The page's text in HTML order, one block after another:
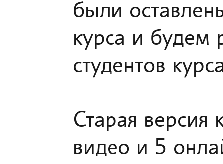
были
курса и будем
студентов
Старая версия
видео и 5